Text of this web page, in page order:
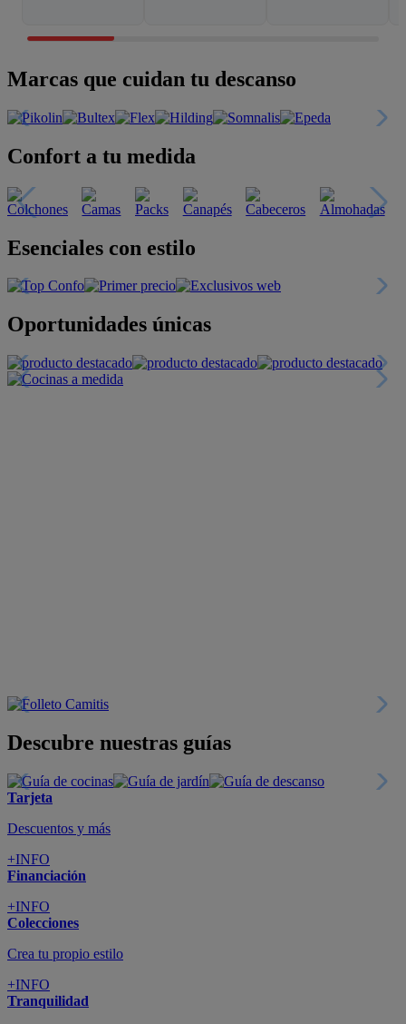
Marcas que cuidan tu descanso
Confort a tu medida
Esenciales con estilo
Oportunidades únicas
Descubre nuestras guías
Tarjeta
Descuentos y más
+INFO
Financiación
+INFO
Colecciones
Crea tu propio estilo
+INFO
Tranquilidad